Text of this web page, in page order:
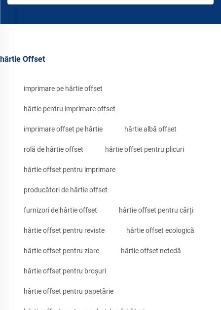
hârtie Offset
imprimare pe hârtie offset
hârtie pentru imprimare offset
imprimare offset pe hârtie hârtie albă offset
rolă de hârtie offset hârtie offset pentru plicuri
hârtie offset pentru imprimare
producători de hârtie offset
furnizori de hârtie offset hârtie offset pentru cărți
hârtie offset pentru reviste hârtie offset ecologică
hârtie offset pentru ziare hârtie offset netedă
hârtie offset pentru broșuri
hârtie offset pentru papetărie